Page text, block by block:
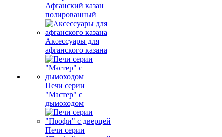
Афганский казан
полированный
Аксессуары для
афганского казана
Печи серии
"Мастер" с
дымоходом
Печи серии